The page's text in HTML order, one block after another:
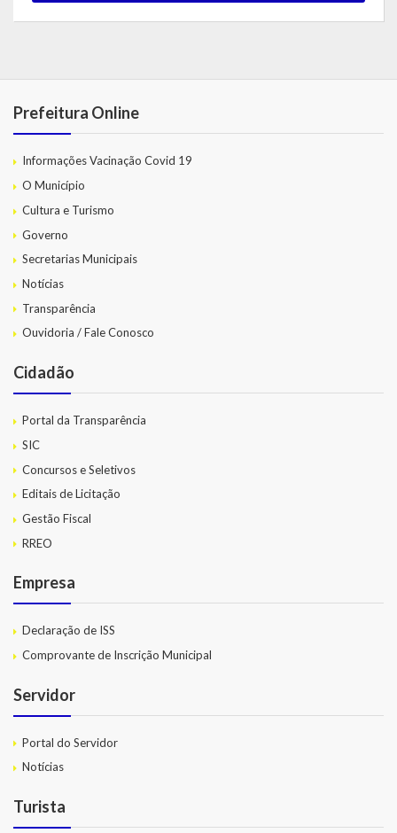
Prefeitura Online
Informações Vacinação Covid 19
O Município
Cultura e Turismo
Governo
Secretarias Municipais
Notícias
Transparência
Ouvidoria / Fale Conosco
Cidadão
Portal da Transparência
SIC
Concursos e Seletivos
Editais de Licitação
Gestão Fiscal
RREO
Empresa
Declaração de ISS
Comprovante de Inscrição Municipal
Servidor
Portal do Servidor
Notícias
Turista